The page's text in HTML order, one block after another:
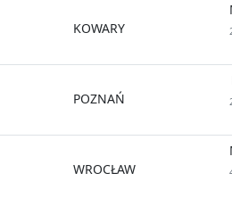
KOWARY
POZNAŃ
WROCŁAW